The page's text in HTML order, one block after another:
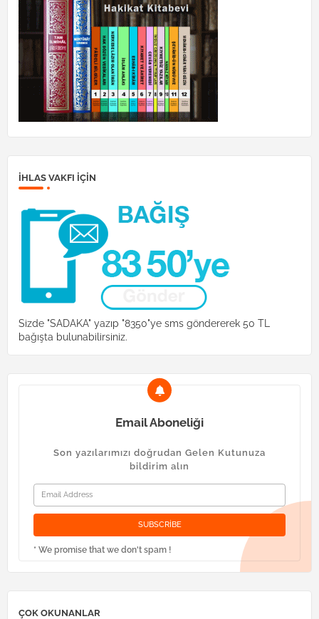
İHLAS VAKFI IÇIN
Sizde "SADAKA" yazıp "8350"ye sms göndererek 50 TL
bağışta bulunabilirsiniz.
Email Aboneliği
Son yazılarımızı doğrudan Gelen Kutunuza
bildirim alın
* We promise that we don't spam !
ÇOK OKUNANLAR